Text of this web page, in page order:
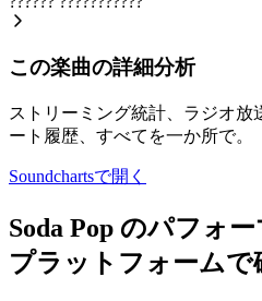
この楽曲の詳細分析
ストリーミング統計、ラジオ放
ート履歴、すべてを一か所で。
Soundchartsで開く
Soda Pop のパフォ
プラットフォームで